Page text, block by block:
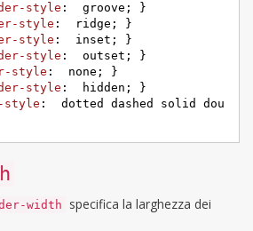
style :  groove; }
style :  ridge; }
style :  inset; }
style :  outset; }
style :  none; }
style :  hidden; }
style :  dotted dashed solid dou
width
specifica la larghezza dei